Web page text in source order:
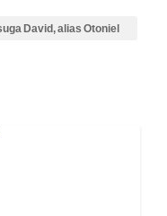
David, alias Otoniel